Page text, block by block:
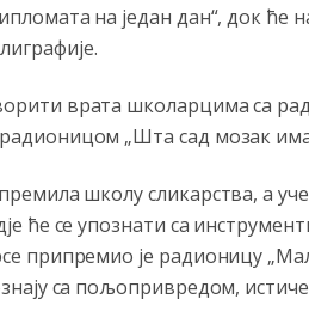
на један дан“, док
врата школарцима са
„Шта сад мозак има
школу сликарства, а
ће се упознати са
припремио је радионицу
са пољопривредом,